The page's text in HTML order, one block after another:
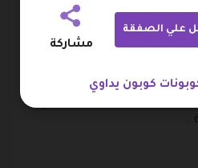
مميزات تطبيق يدوي يمكنك
لتوفير القيمة المالية
و استخدام كوبون يداوي
.
علي الصفقة
مشاركة
كوبون يداوي